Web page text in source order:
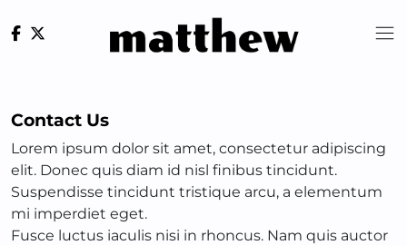
to
Contact Us
Lorem ipsum dolor sit amet, consectetur adipiscing
elit. Donec quis diam id nisl finibus tincidunt.
Suspendisse tincidunt tristique arcu, a elementum
mi imperdiet eget.
Fusce luctus iaculis nisi in rhoncus. Nam quis auctor